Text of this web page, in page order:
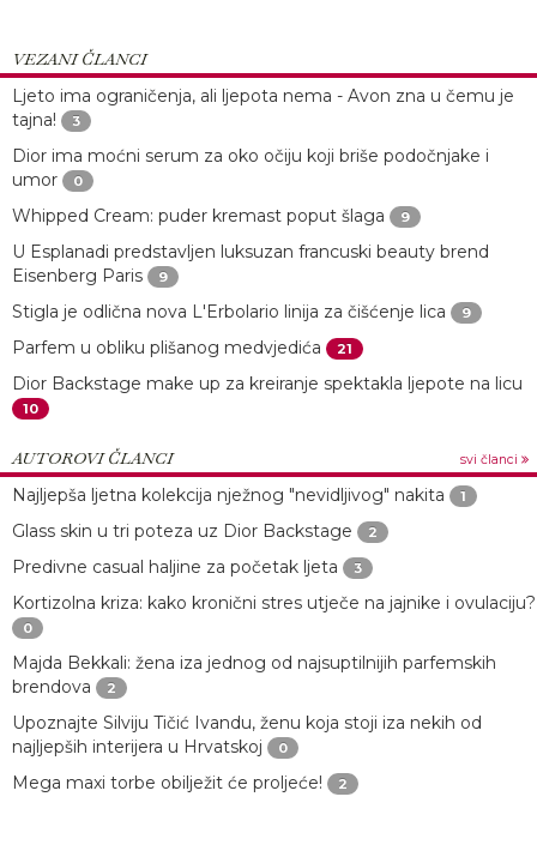
VEZANI ČLANCI
Ljeto ima ograničenja, ali ljepota nema - Avon zna u čemu je
tajna!
3
Dior ima moćni serum za oko očiju koji briše podočnjake i
umor
0
Whipped Cream: puder kremast poput šlaga 9
U Esplanadi predstavljen luksuzan francuski beauty brend
Eisenberg Paris
9
Stigla je odlična nova L'Erbolario linija za čišćenje lica 9
Parfem u obliku plišanog medvjedića 21
Dior Backstage make up za kreiranje spektakla ljepote na licu
10
AUTOROVI ČLANCI svi članci
Najljepša ljetna kolekcija nježnog "nevidljivog" nakita 1
Glass skin u tri poteza uz Dior Backstage 2
Predivne casual haljine za početak ljeta 3
Kortizolna kriza: kako kronični stres utječe na jajnike i ovulaciju?
0
Majda Bekkali: žena iza jednog od najsuptilnijih parfemskih
brendova
2
Upoznajte Silviju Tičić Ivandu, ženu koja stoji iza nekih od
najljepših interijera u Hrvatskoj
0
Mega maxi torbe obilježit će proljeće! 2